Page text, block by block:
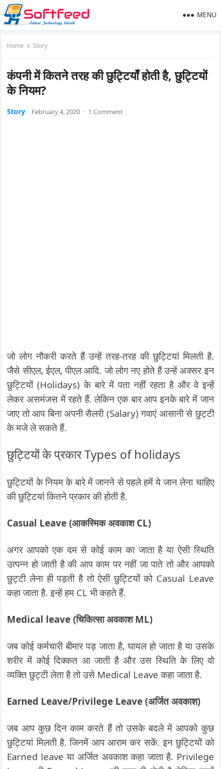
MENU
Home Story
कंपनी में कितने तरह की छुट्टियाँ होती है, छुट्टियों
के नियम?
Story February 4, 2020 · 1 Comment
जो लोग नौकरी करते हैं उन्हें तरह-तरह की छुट्टियां मिलती है.
जैसे सीएल, ईएल, पीएल आदि. जो लोग नए होते हैं उन्हें अक्सर इन
छुट्टियों (Holidays) के बारे में पता नहीं रहता है और वे इन्हें
लेकर असमंजस में रहते हैं. लेकिन एक बार आप इनके बारे में जान
जाए तो आप बिना अपनी सैलरी (Salary) गवाएं आसानी से छुट्टी
के मजे ले सकते हैं.
छुट्टियों के प्रकार Types of holidays
छुट्टियों के नियम के बारे में जानने से पहले हमें ये जान लेना चाहिए
की छुट्टियां कितने प्रकार की होती है.
Casual Leave (आकस्मिक अवकाश CL)
अगर आपको एक दम से कोई काम का जाता है या ऐसी स्थिति
उत्पन्न हो जाती है की आप काम पर नहीं जा पाते तो और आपको
छुट्टी लेना ही पड़ती है तो ऐसी छुट्टियों को Casual Leave
कहा जाता है. इन्हें हम CL भी कहते हैं.
Medical leave (चिकित्सा अवकाश ML)
जब कोई कर्मचारी बीमार पड़ जाता है, घायल हो जाता है या उसके
शरीर में कोई दिक्कत आ जाती है और उस स्थिति के लिए वो
व्यक्ति छुट्टी लेता है तो उसे Medical Leave कहा जाता है.
Earned Leave/Privilege Leave (अर्जित अवकाश)
जब आप कुछ दिन काम करते हैं तो उसके बदले में आपको कुछ
छुट्टियां मिलती है. जिनमें आप आराम कर सकें. इन छुट्टियों को
Earned leave या अर्जित अवकाश कहा जाता है. Privilege